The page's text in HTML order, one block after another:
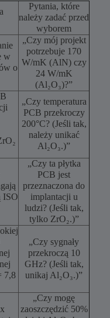
Pytania, które
należy zadać przed
wyborem
w
o
„Czy mój projekt
potrzebuje 170
W/mK (AlN) czy
24 W/mK
(Al₂O₃)?”
„Czy temperatura
PCB przekroczy
200°C? (Jeśli tak,
należy unikać
Al₂O₃.)”
ISO
„Czy ta płytka
PCB jest
przeznaczona do
implantacji u
ludzi? (Jeśli tak,
tylko ZrO₂.)”
7,8
„Czy sygnały
przekroczą 10
GHz? (Jeśli tak,
unikaj Al₂O₃.)”
„Czy mogę
zaoszczędzić 50%